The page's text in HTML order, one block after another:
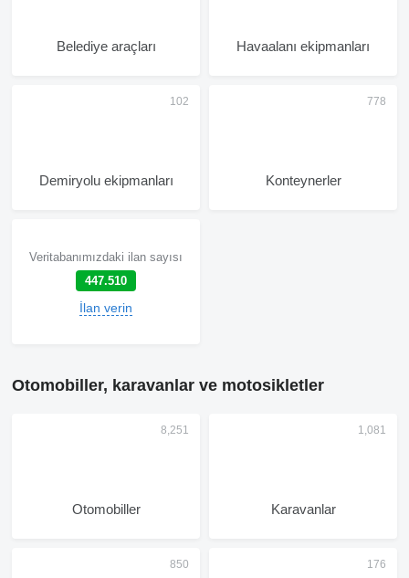
Belediye araçları Havaalanı ekipmanları
Demiryolu ekipmanları Konteynerler
Veritabanımızdaki ilan sayısı
447.510
İlan verin
Otomobiller, karavanlar ve motosikletler
Otomobiller Karavanlar